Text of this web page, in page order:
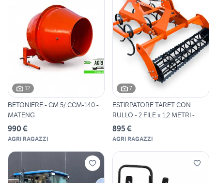
12
BETONIERE - CM 5/ CCM-140 -
MATENG
990 €
AGRI RAGAZZI
7
ESTIRPATORE TARET CON
RULLO - 2 FILE x 1,2 METRI -
895 €
AGRI RAGAZZI